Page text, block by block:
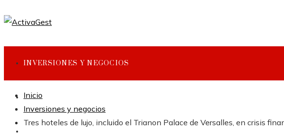
INVERSIONES Y NEGOCIOS
RESPONSABILIDAD SOCIAL
Inicio
Inversiones y negocios
Tres hoteles de lujo, incluido el Trianon Palace de Versalles, en crisis